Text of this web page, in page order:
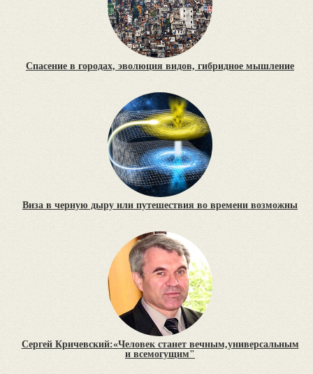
Спасение в городах, эволюция видов, гибридное мышление
Виза в черную дыру или путешествия во времени возможны
Сергей Кричевский:«Человек станет вечным,универсальным
и всемогущим"